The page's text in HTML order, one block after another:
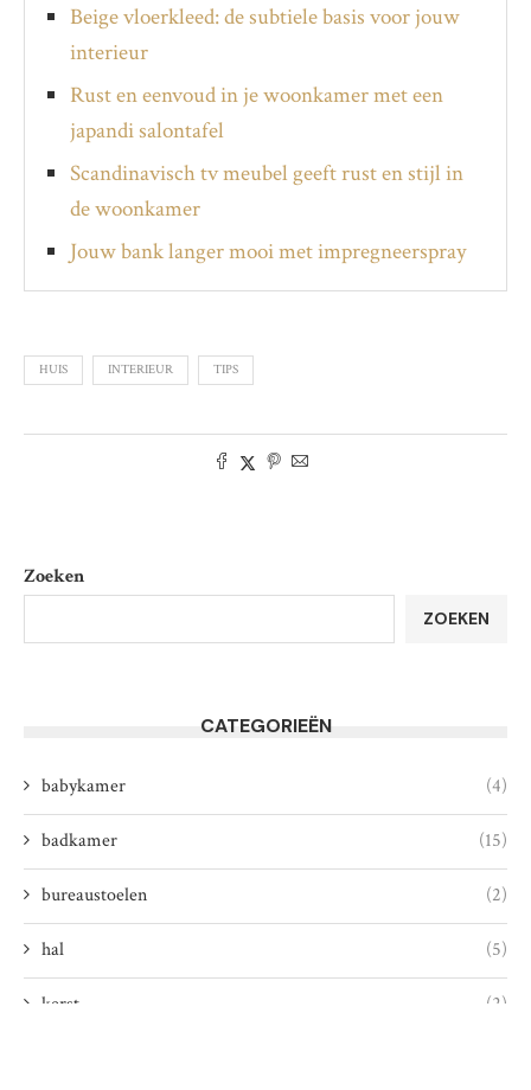
Beige vloerkleed: de subtiele basis voor jouw
interieur
Rust en eenvoud in je woonkamer met een
japandi salontafel
Scandinavisch tv meubel geeft rust en stijl in
de woonkamer
Jouw bank langer mooi met impregneerspray
HUIS INTERIEUR TIPS
Zoeken
ZOEKEN
CATEGORIEËN
babykamer (4)
badkamer (15)
bureaustoelen (2)
hal (5)
kerst (2)